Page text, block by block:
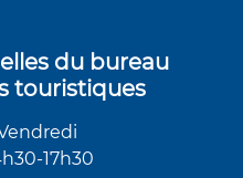
du bureau
touristiques
17h30